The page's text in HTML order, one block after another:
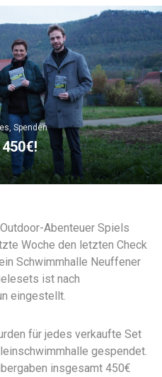
Spenden
Abenteuer Spiels
Woche den letzten Check
Schwimmhalle Neuffener
ist nach
eingestellt.
für jedes verkaufte Set
gespendet.
insgesamt 450€